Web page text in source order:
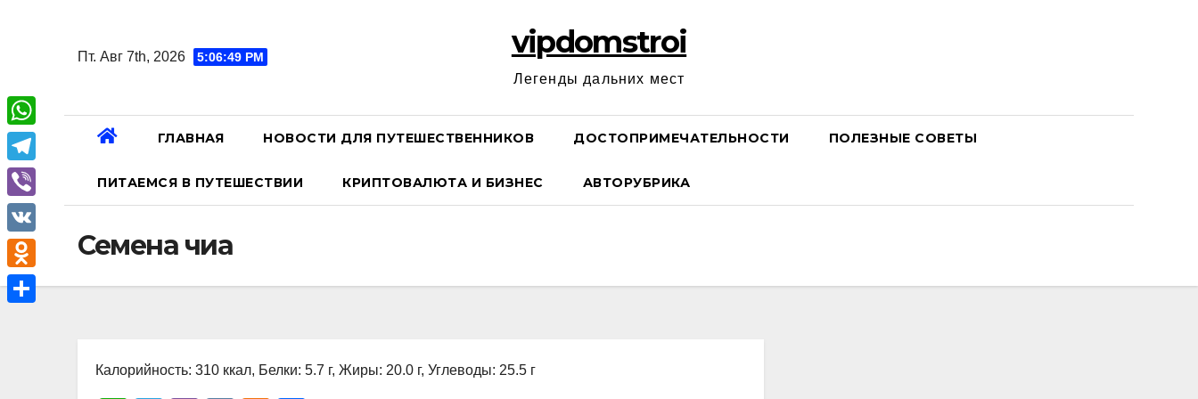
содержанию
Пт. Авг 7th, 2026 5:06:50 PM vipdomstroi
Легенды дальних мест
ГЛАВНАЯ НОВОСТИ ДЛЯ ПУТЕШЕСТВЕННИКОВ ДОСТОПРИМЕЧАТЕЛЬНОСТИ ПОЛЕЗНЫЕ СОВЕТЫ
ПИТАЕМСЯ В ПУТЕШЕСТВИИ КРИПТОВАЛЮТА И БИЗНЕС АВТОРУБРИКА
Семена чиа
Калорийность: 310 ккал, Белки: 5.7 г, Жиры: 20.0 г, Углеводы: 25.5 г
W
h
a
A
T
e
l
e
g
V
i
b
e
V
K
O